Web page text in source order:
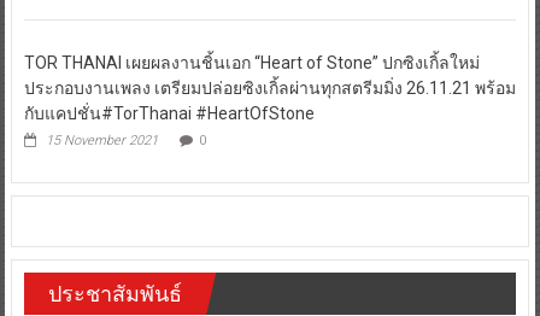
TOR THANAI เผยผลงานชิ้นเอก “Heart of Stone” ปกซิงเกิ้ลใหม่
ประกอบงานเพลง เตรียมปล่อยซิงเกิ้ลผ่านทุกสตรีมมิ่ง 26.11.21 พร้อม
กับแคปชั่น#TorThanai #HeartOfStone
15 November 2021 0
ประชาสัมพันธ์